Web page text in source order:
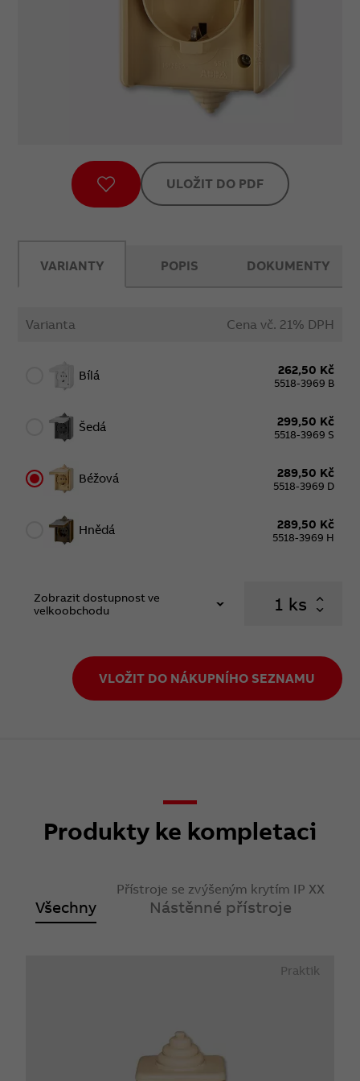
ULOŽIT DO PDF
VARIANTY
Varianta Cena vč. 21% DPH
Bílá 262,50 Kč
5518-3969 B
Šedá 299,50 Kč
5518-3969 S
Béžová 289,50 Kč
5518-3969 D
Hnědá 289,50 Kč
5518-3969 H
Zobrazit dostupnost ve
velkoobchodu
ks
VLOŽIT DO NÁKUPNÍHO SEZNAMU
POPIS DOKUMENTY
Produkty ke kompletaci
Všechny
Přístroje se zvýšeným krytím IP XX
Nástěnné přístroje
Praktik